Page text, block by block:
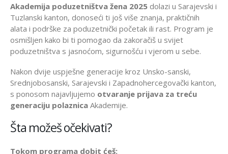
Akademija poduzetništva žena 2025 dolazi u Sarajevski i
Tuzlanski kanton, donoseći ti još više znanja, praktičnih
alata i podrške za poduzetnički početak ili rast. Program je
osmišljen kako bi ti pomogao da zakoračiš u svijet
poduzetništva s jasnoćom, sigurnošću i vjerom u sebe.
Nakon dvije uspješne generacije kroz Unsko-sanski,
Srednjobosanski, Sarajevski i Zapadnohercegovački kanton,
s ponosom najavljujemo otvaranje prijava za treću
generaciju polaznica Akademije.
Šta možeš očekivati?
Tokom programa dobit ćeš: